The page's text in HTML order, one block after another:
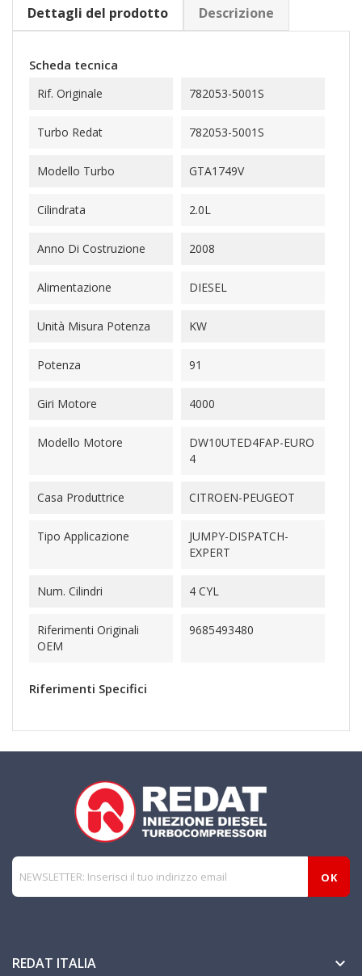
Dettagli del prodotto Descrizione
Scheda tecnica
Rif. Originale 782053-5001S
Turbo Redat 782053-5001S
Modello Turbo GTA1749V
Cilindrata 2.0L
Anno Di Costruzione 2008
Alimentazione DIESEL
Unità Misura Potenza KW
Potenza 91
Giri Motore 4000
Modello Motore
DW10UTED4FAP-EURO
4
Casa Produttrice CITROEN-PEUGEOT
Tipo Applicazione
JUMPY-DISPATCH-
EXPERT
Num. Cilindri 4 CYL
Riferimenti Originali
OEM
9685493480
Riferimenti Specifici
REDAT ITALIA 